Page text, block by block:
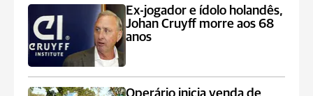
Ex-jogador e ídolo holandês,
Johan Cruyff morre aos 68
anos